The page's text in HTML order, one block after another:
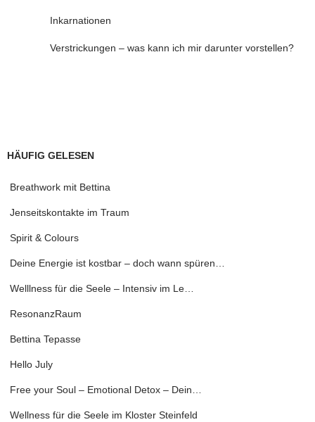
Inkarnationen
Verstrickungen – was kann ich mir darunter vorstellen?
HÄUFIG GELESEN
Breathwork mit Bettina
Jenseitskontakte im Traum
Spirit & Colours
Deine Energie ist kostbar – doch wann spüren…
Welllness für die Seele – Intensiv im Le…
ResonanzRaum
Bettina Tepasse
Hello July
Free your Soul – Emotional Detox – Dein…
Wellness für die Seele im Kloster Steinfeld